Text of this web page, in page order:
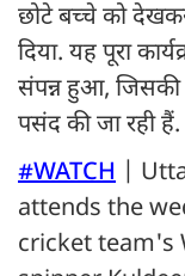
छोटे बच्चे को
दिया. यह पूरा
संपन्न हुआ,
पसंद की जा रही हैं.
#WATCH |
attends the
cricket team's